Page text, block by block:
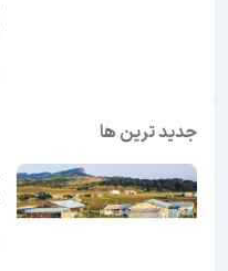
جدید ترین ها